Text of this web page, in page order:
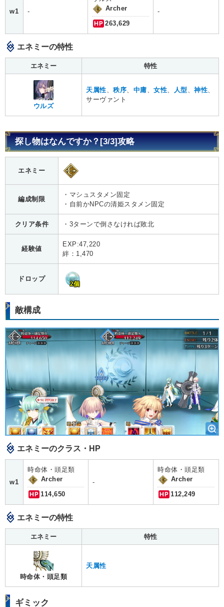
w1 -
Archer
HP 263,629
-
エネミーの特性
エネミー 特性
ウルズ
天属性、秩序、 中庸、女性、 人型 、神性、
サーヴァント
探し物はなんですか？[3/3]攻略
エネミー
編成制限
・マシュスタメン固定
・自前かNPCの清姫スタメン固定
クリア条件 ・3ターンで倒さなければ敗北
経験値
EXP:47,220
絆：1,470
ドロップ
2個
敵構成
エネミーのクラス・HP
w1
時命体・頭足類
Archer
HP 114,650
-
時命体・頭足類
Archer
HP 112,249
エネミーの特性
エネミー 特性
時命体・頭足類
天属性
ギミック